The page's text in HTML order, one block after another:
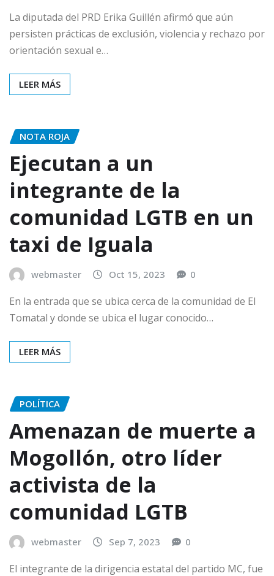
La diputada del PRD Erika Guillén afirmó que aún
persisten prácticas de exclusión, violencia y rechazo por
orientación sexual e…
LEER MÁS
NOTA ROJA
Ejecutan a un
integrante de la
comunidad LGTB en un
taxi de Iguala
webmaster Oct 15, 2023 0
En la entrada que se ubica cerca de la comunidad de El
Tomatal y donde se ubica el lugar conocido…
LEER MÁS
POLÍTICA
Amenazan de muerte a
Mogollón, otro líder
activista de la
comunidad LGTB
webmaster Sep 7, 2023 0
El integrante de la dirigencia estatal del partido MC, fue